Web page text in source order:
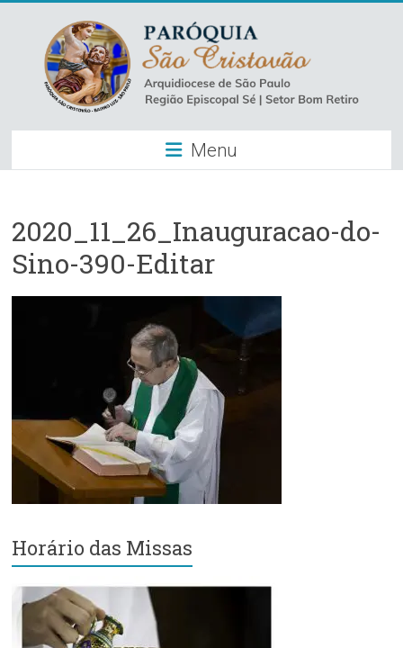
content
Paróquia
São
–
Luz
Episcopal
Sé
Retiro
Menu
2020_11_26_Inauguracao-do-
Sino-390-Editar
Horário das Missas